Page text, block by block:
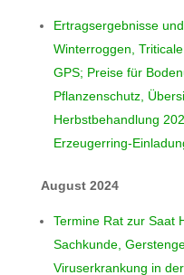
Ertragsergebnisse
Winterroggen,
GPS; Preise für
Pflanzenschutz,
Herbstbehandlung
Erzeugerring-
August 2024
Termine Rat zur Saat
Sachkunde,
Viruserkrankung in